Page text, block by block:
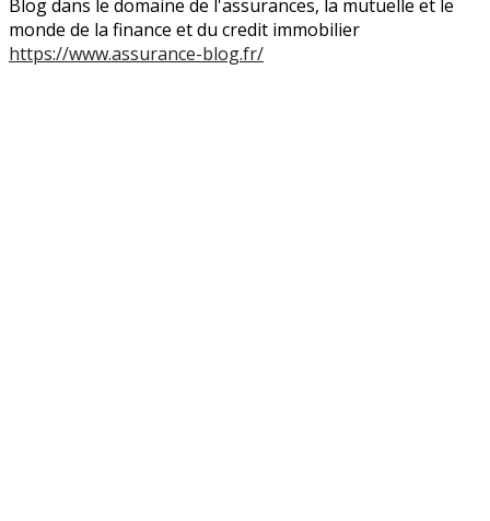
Blog dans le domaine de l'assurances, la mutuelle et le
monde de la finance et du credit immobilier
https://www.assurance-blog.fr/